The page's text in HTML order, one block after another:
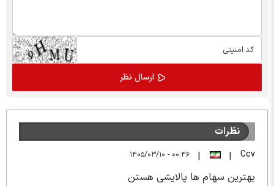
نظرات
Ccv ۰۰:۴۶ - ۱۴۰۵/۰۳/۱۰
بهترین سهام ها پالایشی هستن